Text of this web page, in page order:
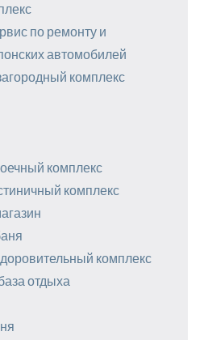
по ремонту и
автомобилей
комплекс
комплекс
комплекс
комплекс
отдыха